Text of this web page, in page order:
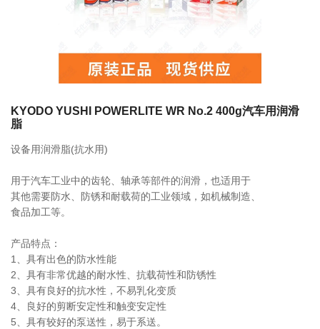
q1508@126.COM
深圳市南山区前海路振业国际商务中心21楼2102
FS2-4 400ml 249053 LUBE润滑脂
脂
KYODO YUSHI POWERLITE WR No.2 400g汽车用润滑
脂
设备用润滑脂(抗水用)
用于汽车工业中的齿轮、轴承等部件的润滑，也适用于
其他需要防水、防锈和耐载荷的工业领域，如机械制造、
食品加工等。
产品特点：
1、具有出色的防水性能
2、具有非常优越的耐水性、抗载荷性和防锈性
3、具有良好的抗水性，不易乳化变质
4、良好的剪断安定性和触变安定性
5、具有较好的泵送性，易于系送。